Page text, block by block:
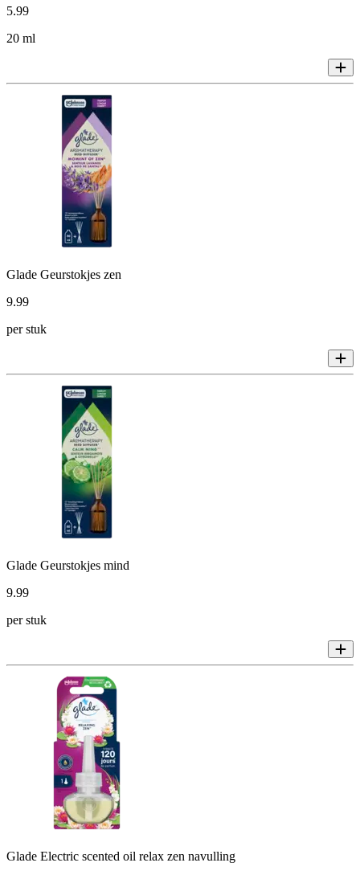
5.99
20 ml
Glade Geurstokjes zen
9.99
per stuk
Glade Geurstokjes mind
9.99
per stuk
Glade Electric scented oil relax zen navulling